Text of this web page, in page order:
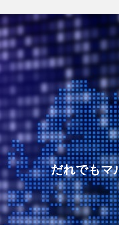
だれでもマ